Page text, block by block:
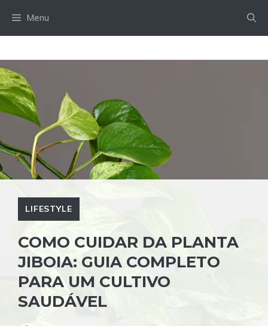
para
o
Menu
LIFESTYLE
COMO CUIDAR DA PLANTA
JIBOIA: GUIA COMPLETO
PARA UM CULTIVO
SAUDÁVEL